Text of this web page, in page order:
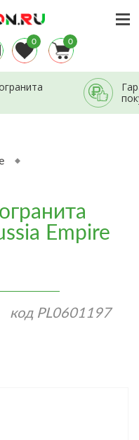
0 0
Empire
код PL0601197